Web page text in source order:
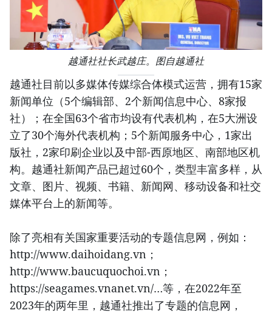
越通社社长武越庄。图自越通社
越通社目前以多媒体传媒综合体模式运营，拥有15家
新闻单位（5个编辑部、2个新闻信息中心、8家报
社）；在全国63个省市均设有代表机构，在5大洲设
立了30个海外代表机构；5个新闻服务中心，1家出
版社，2家印刷企业以及中部-西原地区、南部地区机
构。越通社新闻产品已超过60个，类型丰富多样，从
文章、图片、视频、书籍、新闻网、移动设备和社交
媒体平台上的新闻等。
除了亮相有关国家重要活动的专题信息网，例如：
http://www.daihoidang.vn；
http://www.baucuquochoi.vn；
https://seagames.vnanet.vn/…等，在2022年至
2023年的两年里，越通社推出了专题的信息网，